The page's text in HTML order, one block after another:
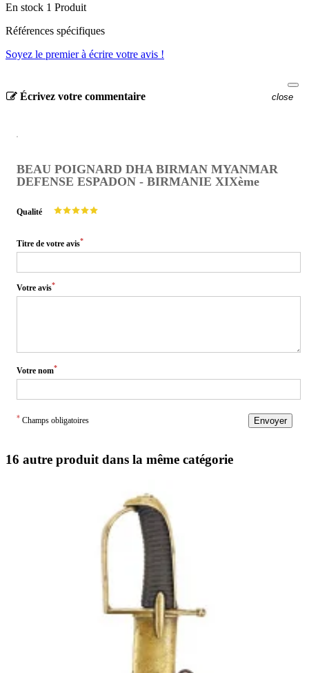
En stock 1 Produit
Références spécifiques
Soyez le premier à écrire votre avis !
Écrivez votre commentaire close
BEAU POIGNARD DHA BIRMAN MYANMAR
DEFENSE ESPADON - BIRMANIE XIXème
Qualité
Titre de votre avis*
Votre avis*
Votre nom*
* Champs obligatoires Envoyer
16 autre produit dans la même catégorie